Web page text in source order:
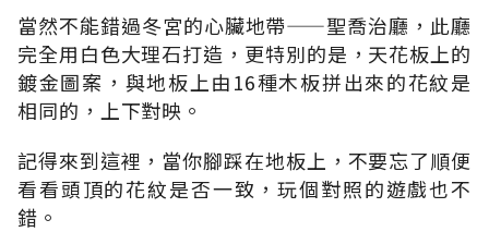
當然不能錯過冬宮的心臟地帶——聖喬治廳，此廳
完全用白色大理石打造，更特別的是，天花板上的
鍍金圖案，與地板上由16種木板拼出來的花紋是
相同的，上下對映。
記得來到這裡，當你腳踩在地板上，不要忘了順便
看看頭頂的花紋是否一致，玩個對照的遊戲也不
錯。